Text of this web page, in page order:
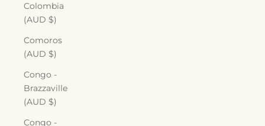
Colombia
(AUD $)
Comoros
(AUD $)
Congo -
Brazzaville
(AUD $)
Congo -